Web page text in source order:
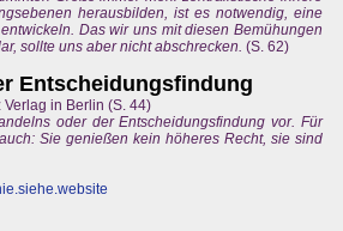
herausbilden, ist es notwendig, eine
Das wir uns mit diesen Bemühungen
sollte uns aber nicht abschrecken. (S. 62)
Entscheidungsfindung
in Berlin (S. 44)
oder der Entscheidungsfindung vor. Für
Sie genießen kein höheres Recht, sie sind